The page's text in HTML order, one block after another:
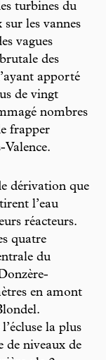
turbines du
sur les vannes
vagues
des
apporté
de vingt
nombres
frapper
dérivation que
l’eau
réacteurs.
quatre
du
en amont
la plus
de niveaux de